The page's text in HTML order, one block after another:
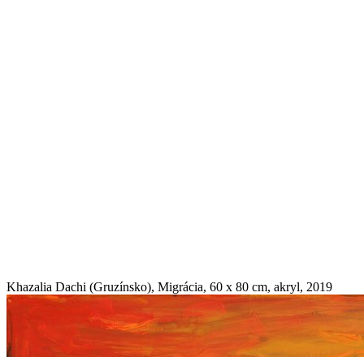
Khazalia Dachi (Gruzínsko), Migrácia, 60 x 80 cm, akryl, 2019